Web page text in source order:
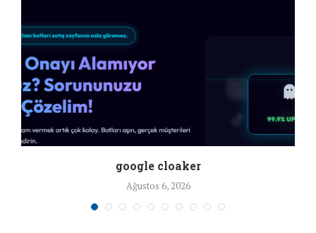
google cloaker
Ağustos 6, 2026